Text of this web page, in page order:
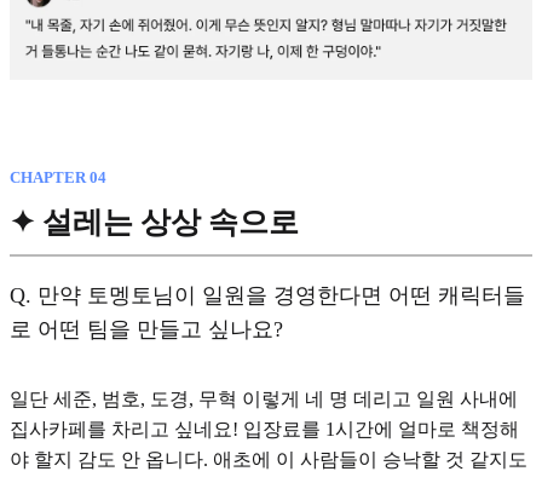
CHAPTER 04
✦ 설레는 상상 속으로
Q. 만약 토멩토님이 일원을 경영한다면 어떤 캐릭터들
로 어떤 팀을 만들고 싶나요?
일단 세준, 범호, 도경, 무혁 이렇게 네 명 데리고 일원 사내에
집사카페를 차리고 싶네요! 입장료를 1시간에 얼마로 책정해
야 할지 감도 안 옵니다. 애초에 이 사람들이 승낙할 것 같지도